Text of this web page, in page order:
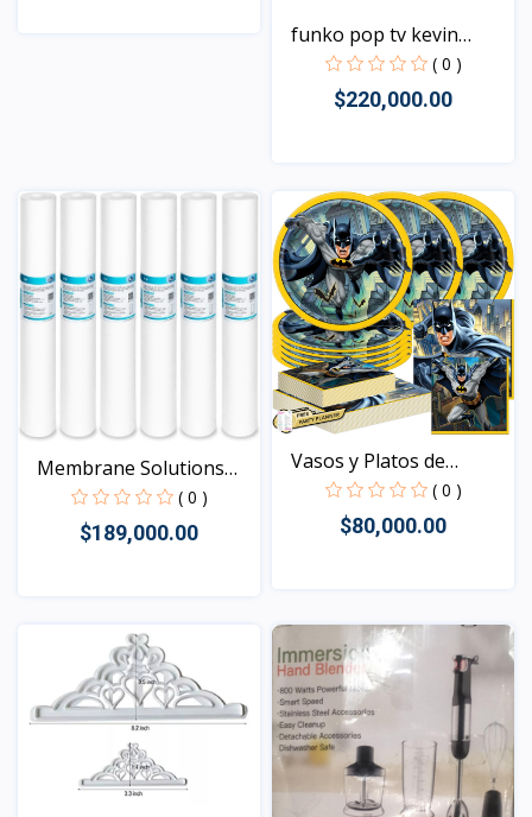
funko pop tv kevin
malo...
( 0 )
$220,000.00
Vista
Membrane Solutions
Cart...
( 0 )
$189,000.00
Vasos y Platos de
Batma...
( 0 )
$80,000.00